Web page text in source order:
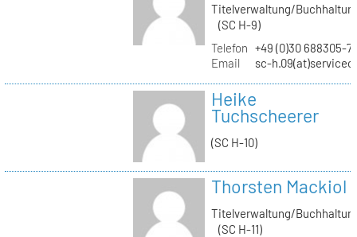
Titelverwaltung/
(SC H-9)
Telefon +49 (0)30 688305-
Email
sc-
Heike
Tuchscheerer
(SC H-10)
Thorsten Mackiol
Titelverwaltung/
(SC H-11)